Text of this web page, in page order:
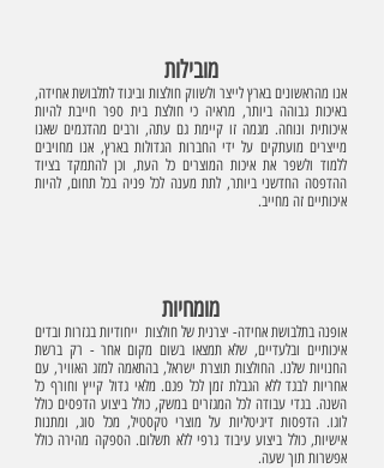
מובילות
אנו מהראשונים בארץ לייצר ולשווק חולצות וביגוד לתלבושת אחידה,
באיכות גבוהה ביותר, מראיה כי חולצת בית ספר חייבת להיות
איכותית ונוחה. מגמה זו קיימת גם עתה, ורבים מהדגמים שאנו
מייצרים מועתקים על ידי החברות הגדולות בארץ, אנו מחויבים
ללמוד ולשפר את איכות המוצרים כל העת, וכן להתמקד בציוד
ההדפסה החדשני ביותר, לתת מענה לכל פניה בכל תחום, להיות
איכותיים זה מחייב.
מומחיות
אופנה בתלבושת אחידה- יצרנית של חולצות ייחודיות בגזרות ובדים
איכותיים ובלעדיים, שלא תמצאו בשום מקום אחר - רק ברשת
החנויות שלנו. החולצות תוצרת ישראל, בהתאמה למזג האוויר, עם
אחריות לבגד ללא הגבלת זמן לכל פגם. מלאי גדול קייץ וחורף כל
השנה. בגדי עבודה לכל המגזרים במשק, כולל ביצוע הדפסים כולל
לוגו. הדפסות דיגיטליות על מוצרי טקסטיל, מכל סוג, ומתנות
אישיות, כולל ביצוע עיבוד גרפי ללא תשלום. הספקה מהירה כולל
אפשרות תוך שעה.